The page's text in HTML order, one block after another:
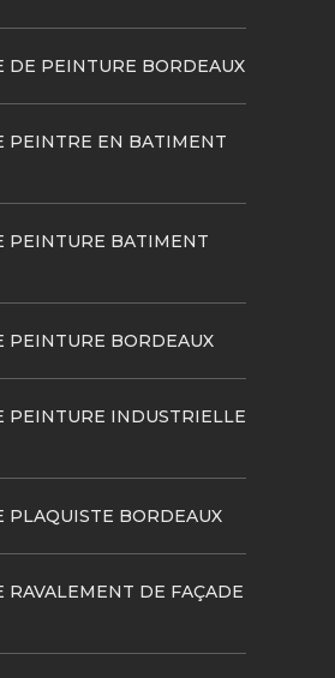
DE PEINTURE BORDEAUX
PEINTRE EN BATIMENT
PEINTURE BATIMENT
PEINTURE BORDEAUX
PEINTURE INDUSTRIELLE
PLAQUISTE BORDEAUX
RAVALEMENT DE FAÇADE